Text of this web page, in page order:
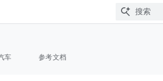
车 参考文档